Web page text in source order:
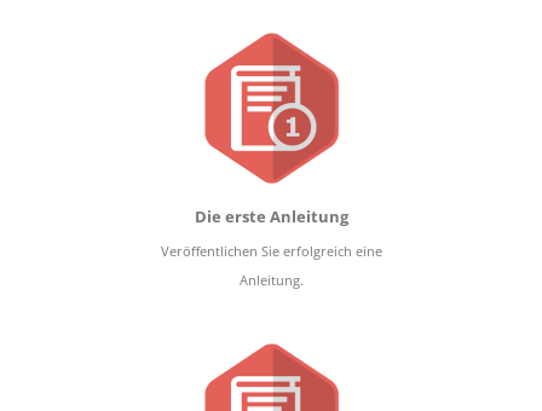
Die erste Anleitung
Veröffentlichen Sie erfolgreich eine
Anleitung.